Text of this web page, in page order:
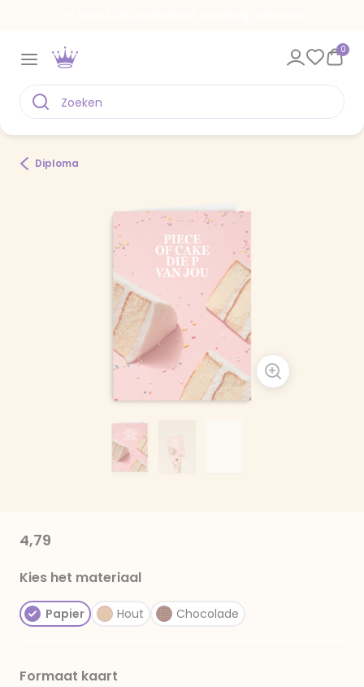
0
Diploma
4,79
Kies het materiaal
Papier Hout Chocolade
Formaat kaart